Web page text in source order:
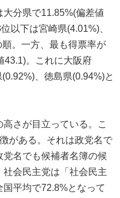
分県で11.85%(偏差値
以下は宮崎県(4.01%)、
。一方、最も得票率が
43.1)。これに大阪府
、徳島県(0.94%)と
さが目立っている。こ
がある。それは政党名で
名でも候補者名簿の候
会民主党は「社会民主
平均で72.8%となって